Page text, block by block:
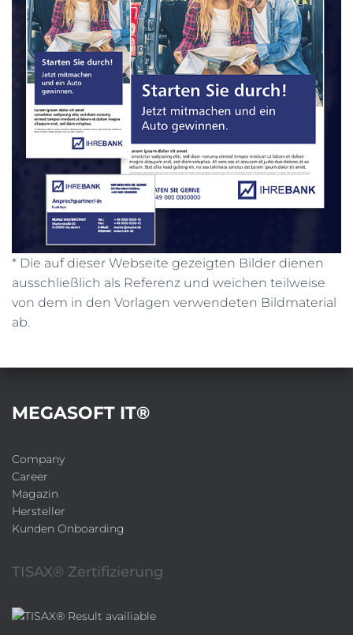
* Die auf dieser Webseite gezeigten Bilder dienen
ausschließlich als Referenz und weichen teilweise
von dem in den Vorlagen verwendeten Bildmaterial
ab.
MEGASOFT IT®
Company
Career
Magazin
Hersteller
Kunden Onboarding
TISAX® Zertifizierung